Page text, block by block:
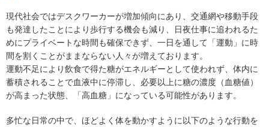
現代社会ではデスクワーカーが増加傾向にあり、交通網や移動手段
も発達したことにより歩行する機会も減り、日夜仕事に追われるた
めにプライベートな時間も確保できず、一日を通して「運動」に時
間を割くことがままならない人々が増えております。
運動不足により飲食で得た糖がエネルギーとして使われず、体内に
蓄積されることで血液中に停滞し、必要以上に糖の濃度（血糖値）
が高まった状態、「高血糖」になっている可能性があります。
多忙な日常の中で、ほどよく体を動かすように以下のような行動を